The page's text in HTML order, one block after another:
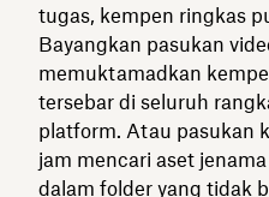
tugas, kempen ringkas
Bayangkan pasukan
memuktamadkan
tersebar di seluruh
platform. Atau pasukan
jam mencari aset
dalam folder yang tidak